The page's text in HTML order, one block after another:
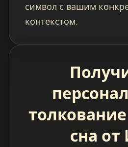
символ с вашим
контекстом.
сна